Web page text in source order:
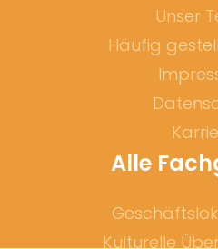
Unser
Häufig
Alle
Kulturelle